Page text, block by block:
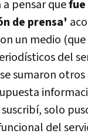
pensar quefue
de prensa'
un medio
del
sumaron otros
solo
del